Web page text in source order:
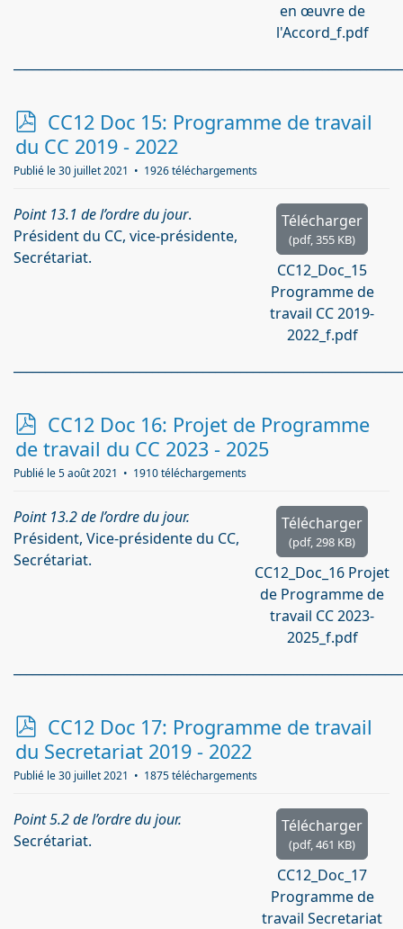
en œuvre de
l'Accord_f.pdf
p
d
f
CC12 Doc 15: Programme de travail
du CC 2019 - 2022
Publié le 30 juillet 2021 1926 téléchargements
Télécharger
(pdf,355 KB)
CC12_Doc_15
Programme de
travail CC 2019-
2022_f.pdf
Point 13.1 de l’ordre du jour.
Président du CC, vice-présidente,
Secrétariat.
p
d
f
CC12 Doc 16: Projet de Programme
de travail du CC 2023 - 2025
Publié le 5 août 2021 1910 téléchargements
Télécharger
(pdf,298 KB)
CC12_Doc_16 Projet
de Programme de
travail CC 2023-
2025_f.pdf
Point 13.2 de l’ordre du jour.
Président, Vice-présidente du CC,
Secrétariat.
p
d
f
CC12 Doc 17: Programme de travail
du Secretariat 2019 - 2022
Publié le 30 juillet 2021 1875 téléchargements
Télécharger
(pdf,461 KB)
CC12_Doc_17
Programme de
travail Secretariat
Point 5.2 de l’ordre du jour.
Secrétariat.